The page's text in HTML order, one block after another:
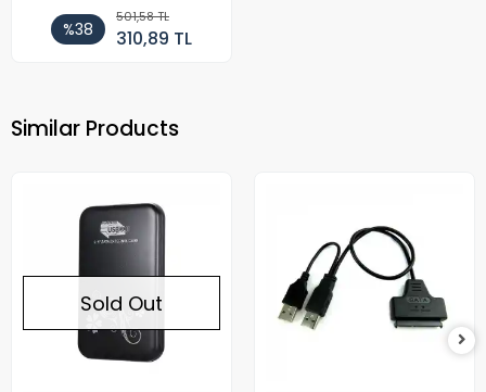
%38
501,58 TL
310,89 TL
Similar Products
Sold Out